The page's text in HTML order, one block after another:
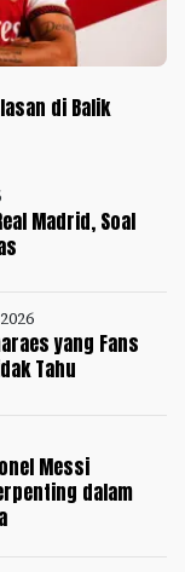
di Balik
Madrid, Soal
yang Fans
Tahu
Messi
dalam